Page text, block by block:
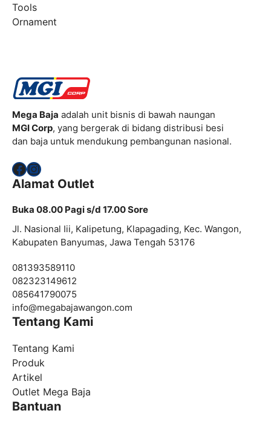
Tools
Ornament
Mega Baja adalah unit bisnis di bawah naungan
MGI Corp, yang bergerak di bidang distribusi besi
dan baja untuk mendukung pembangunan nasional.
Facebook
Instagram
Alamat Outlet
Buka 08.00 Pagi s/d 17.00 Sore
Jl. Nasional Iii, Kalipetung, Klapagading, Kec. Wangon,
Kabupaten Banyumas, Jawa Tengah 53176
081393589110
082323149612
085641790075
info@megabajawangon.com
Tentang Kami
Tentang Kami
Produk
Artikel
Outlet Mega Baja
Bantuan